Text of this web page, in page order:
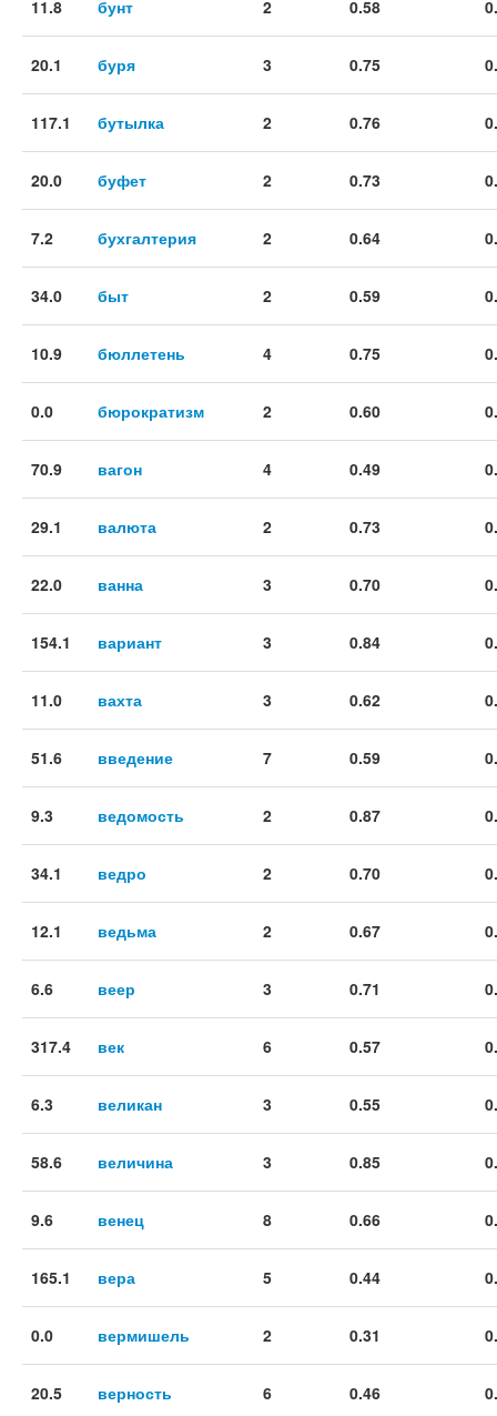
11.8 бунт 2 0.58
20.1 буря 3 0.75
117.1 бутылка 2 0.76
20.0 буфет 2 0.73
7.2 бухгалтерия 2 0.64
34.0 быт 2 0.59
10.9 бюллетень 4 0.75
0.0 бюрократизм 2 0.60
70.9 вагон 4 0.49
29.1 валюта 2 0.73
22.0 ванна 3 0.70
154.1 вариант 3 0.84
11.0 вахта 3 0.62
51.6 введение 7 0.59
9.3 ведомость 2 0.87
34.1 ведро 2 0.70
12.1 ведьма 2 0.67
6.6 веер 3 0.71
317.4 век 6 0.57
6.3 великан 3 0.55
58.6 величина 3 0.85
9.6 венец 8 0.66
165.1 вера 5 0.44
0.0 вермишель 2 0.31
20.5 верность 6 0.46